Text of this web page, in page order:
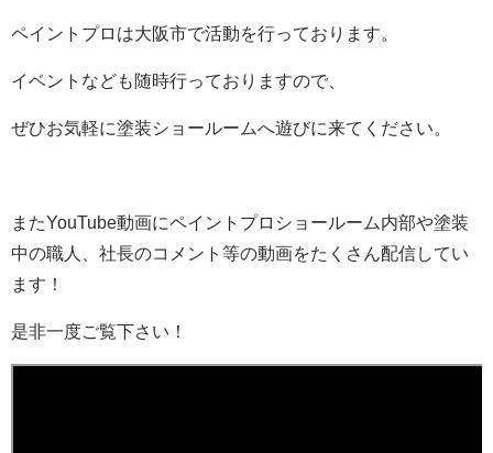
ペイントプロは大阪市で活動を行っております。
イベントなども随時行っておりますので、
ぜひお気軽に塗装ショールームへ遊びに来てください。
またYouTube動画にペイントプロショールーム内部や塗装
中の職人、社長のコメント等の動画をたくさん配信してい
ます！
是非一度ご覧下さい！